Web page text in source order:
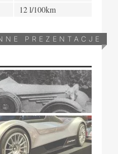
12 l/100km
PREZENTACJE